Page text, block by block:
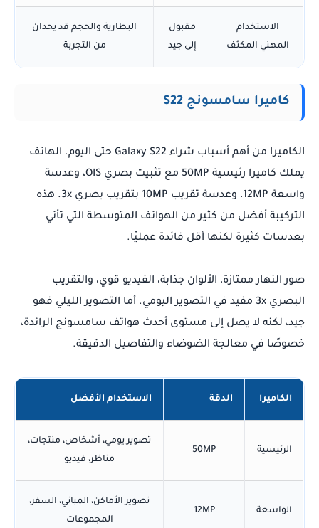
الاستخدام
المهني المكثف
مقبول
إلى جيد
البطارية والحجم قد يحدان
من التجربة
كاميرا سامسونج S22
الكاميرا من أهم أسباب شراء Galaxy S22 حتى اليوم. الهاتف
يملك كاميرا رئيسية 50MP مع تثبيت بصري OIS، وعدسة
واسعة 12MP، وعدسة تقريب 10MP بتقريب بصري 3x. هذه
التركيبة أفضل من كثير من الهواتف المتوسطة التي تأتي
بعدسات كثيرة لكنها أقل فائدة عمليًا.
صور النهار ممتازة، الألوان جذابة، الفيديو قوي، والتقريب
البصري 3x مفيد في التصوير اليومي. أما التصوير الليلي فهو
جيد، لكنه لا يصل إلى مستوى أحدث هواتف سامسونج الرائدة،
خصوصًا في معالجة الضوضاء والتفاصيل الدقيقة.
الكاميرا الدقة الاستخدام الأفضل
الرئيسية 50MP
تصوير يومي، أشخاص، منتجات،
مناظر، فيديو
الواسعة 12MP
تصوير الأماكن، المباني، السفر،
المجموعات